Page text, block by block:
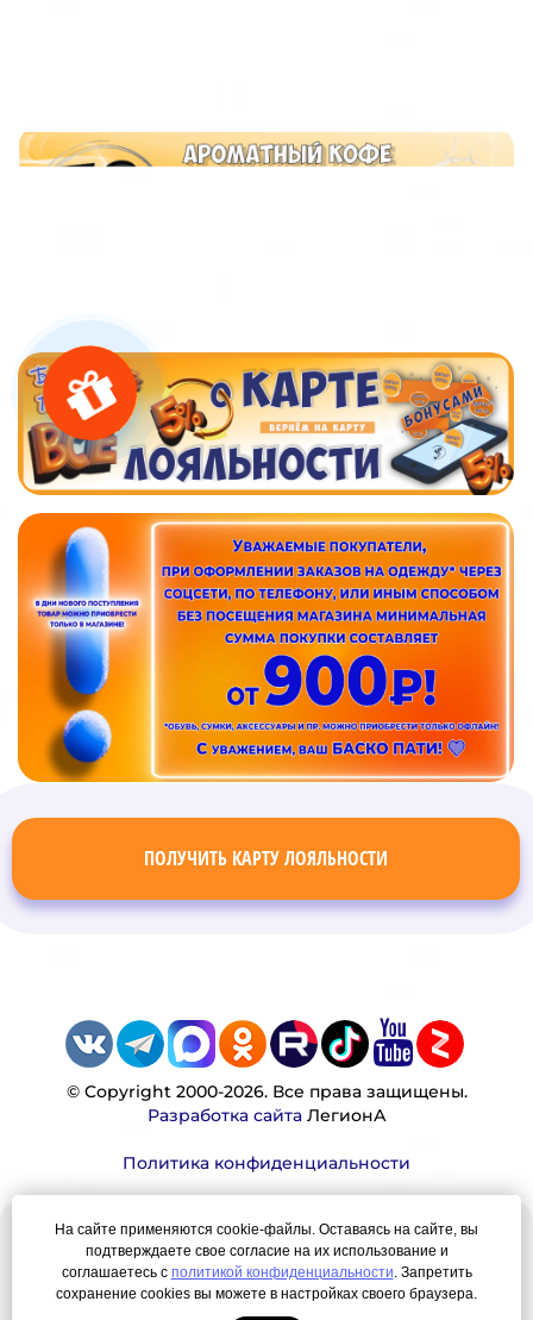
ПОЛУЧИТЬ КАРТУ ЛОЯЛЬНОСТИ
© Copyright 2000-2026. Все права защищены.
Разработка сайтаЛегионА
Политика конфиденциальности
Наша миссия:
Мы — честно, много, давно продаем вещи,
На сайте применяются cookie-файлы. Оставаясь на сайте, вы
подтверждаете свое согласие на их использование и
соглашаетесь с политикой конфиденциальности. Запретить
сохранение cookies вы можете в настройках своего браузера.